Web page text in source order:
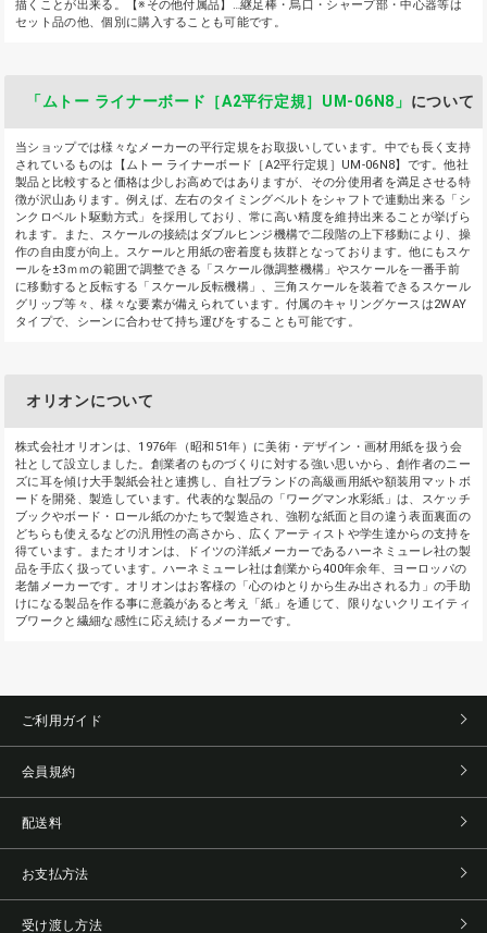
描くことが出来る。【※その他付属品】…継足棒・烏口・シャープ部・中心器等は
セット品の他、個別に購入することも可能です。
「ムトー ライナーボード［A2平行定規］UM-06N8」 について
当ショップでは様々なメーカーの平行定規をお取扱いしています。中でも長く支持
されているものは【ムトー ライナーボード［A2平行定規］UM-06N8】です。他社
製品と比較すると価格は少しお高めではありますが、その分使用者を満足させる特
徴が沢山あります。例えば、左右のタイミングベルトをシャフトで連動出来る「シ
ンクロベルト駆動方式」を採用しており、常に高い精度を維持出来ることが挙げら
れます。また、スケールの接続はダブルヒンジ機構で二段階の上下移動により、操
作の自由度が向上。スケールと用紙の密着度も抜群となっております。他にもスケ
ールを±3ｍｍの範囲で調整できる「スケール微調整機構」やスケールを一番手前
に移動すると反転する「スケール反転機構」、三角スケールを装着できるスケール
グリップ等々、様々な要素が備えられています。付属のキャリングケースは2WAY
タイプで、シーンに合わせて持ち運びをすることも可能です。
オリオンについて
株式会社オリオンは、1976年（昭和51年）に美術・デザイン・画材用紙を扱う会
社として設立しました。創業者のものづくりに対する強い思いから、創作者のニー
ズに耳を傾け大手製紙会社と連携し、自社ブランドの高級画用紙や額装用マットボ
ードを開発、製造しています。代表的な製品の「ワーグマン水彩紙」は、スケッチ
ブックやボード・ロール紙のかたちで製造され、強靭な紙面と目の違う表面裏面の
どちらも使えるなどの汎用性の高さから、広くアーティストや学生達からの支持を
得ています。またオリオンは、ドイツの洋紙メーカーであるハーネミューレ社の製
品を手広く扱っています。ハーネミューレ社は創業から400年余年、ヨーロッパの
老舗メーカーです。オリオンはお客様の「心のゆとりから生み出される力」の手助
けになる製品を作る事に意義があると考え「紙」を通じて、限りないクリエイティ
ブワークと繊細な感性に応え続けるメーカーです。
ご利用ガイド
会員規約
配送料
お支払方法
受け渡し方法